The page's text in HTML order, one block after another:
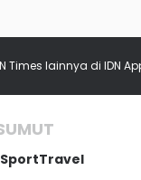
Times lainnya di IDN
SportTravel